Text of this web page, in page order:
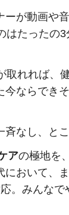
ーが動画や
はたったの3
取れれば、
ならでき
なし、とこ
アの極地を
において、
。みんな